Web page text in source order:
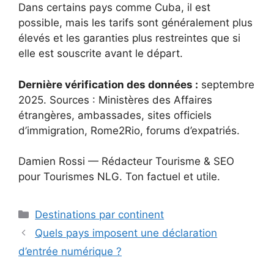
Dans certains pays comme Cuba, il est
possible, mais les tarifs sont généralement plus
élevés et les garanties plus restreintes que si
elle est souscrite avant le départ.
Dernière vérification des données : septembre
2025. Sources : Ministères des Affaires
étrangères, ambassades, sites officiels
d’immigration, Rome2Rio, forums d’expatriés.
Damien Rossi — Rédacteur Tourisme & SEO
pour Tourismes NLG. Ton factuel et utile.
Catégories
Destinations par continent
Quels pays imposent une déclaration
d’entrée numérique ?